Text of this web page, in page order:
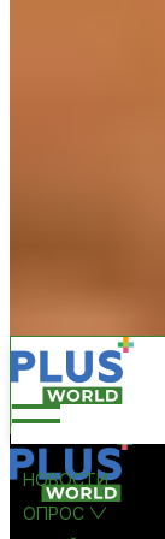
НОВОСТИ
ОПРОС